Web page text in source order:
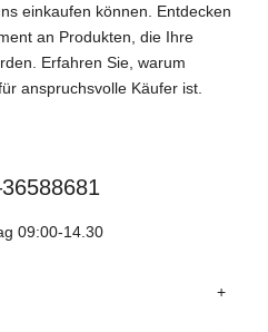
einkaufen können. Entdecken
an Produkten, die Ihre
Erfahren Sie, warum
anspruchsvolle Käufer ist.
09:00-14.30